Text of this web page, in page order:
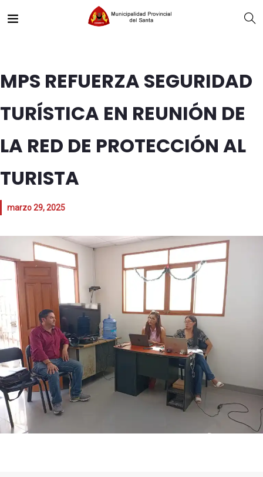
MPS REFUERZA SEGURIDAD
TURÍSTICA EN REUNIÓN DE
LA RED DE PROTECCIÓN AL
TURISTA
marzo 29, 2025